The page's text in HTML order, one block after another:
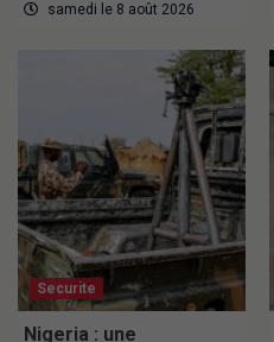
samedi le 8 août 2026
Securite
Nigeria : une